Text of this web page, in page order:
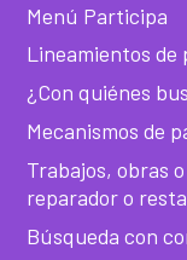
Menú Participa
Lineamientos
¿Con quiénes
Mecanismos de
Trabajos, obras
reparador o
Búsqueda con